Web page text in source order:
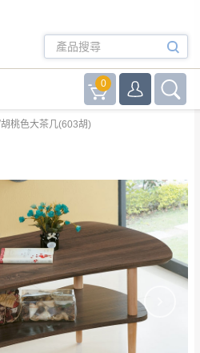
0
胡桃色大茶几(603胡)